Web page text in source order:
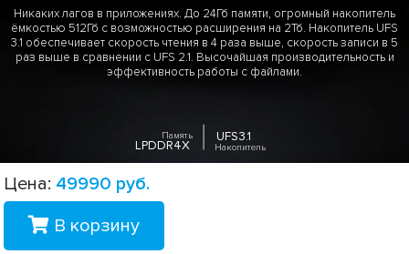
Цена: 49990 руб.
В корзину
Никаких лагов в приложениях. До 24Гб памяти, огромный накопитель
ёмкостью 512Гб с возможностью расширения на 2Тб. Накопитель UFS
3.1 обеспечивает скорость чтения в 4 раза выше, скорость записи в 5
раз выше в сравнении с UFS 2.1. Высочайшая производительность и
эффективность работы с файлами.
Память
LPDDR4X
UFS3.1
Накопитель